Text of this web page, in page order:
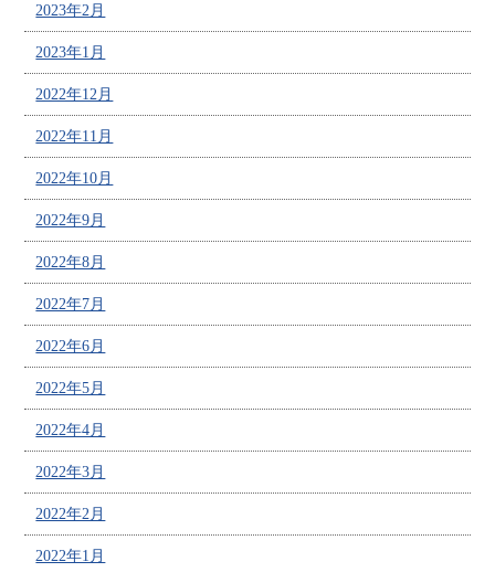
2023年2月
2023年1月
2022年12月
2022年11月
2022年10月
2022年9月
2022年8月
2022年7月
2022年6月
2022年5月
2022年4月
2022年3月
2022年2月
2022年1月